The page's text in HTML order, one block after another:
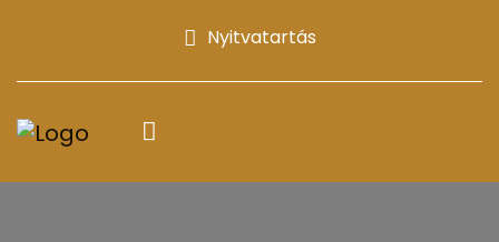
Nyitvatartás